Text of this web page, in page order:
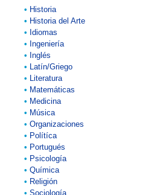
• Historia
• Historia del Arte
• Idiomas
• Ingeniería
• Inglés
• Latín/Griego
• Literatura
• Matemáticas
• Medicina
• Música
• Organizaciones
• Polítíca
• Portugués
• Psicología
• Química
• Religión
• Sociología